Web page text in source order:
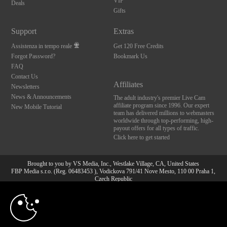
Deals
Gifts
Support
Assistenza in tempo reale
Forgot Password?
FAQ
Contact Us
Newsletters
News & Announcements
New Mobile Tutorial
Extras
Get 120 Free Credits
Bookmark Us
Affiliates
The adult industry's premier Live Cam
affiliate program since 1996. Our expert
team has delivered millions to webmasters
worldwide through top-performing, high-
payout offers for all types of traffic.
Click here to get started
Brought to you by VS Media, Inc., Westlake Village, CA, United States
FBP Media s.r.o. (Reg. 06483453 ), Vodickova 791/41 Nove Mesto, 110 00 Praha 1,
Czech Republic
All persons depicted herein were at least 18 years of age at the time of photography:
18 U.S.C. 2257 Dichiarazione di conformità ai requisiti di
10:00